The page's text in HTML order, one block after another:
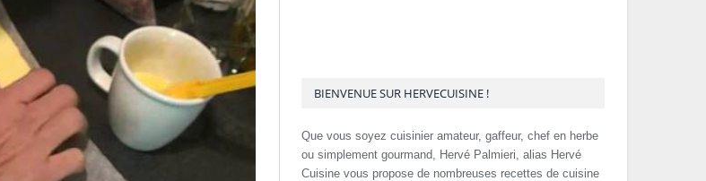
BIENVENUE SUR HERVECUISINE !
Que vous soyez cuisinier amateur, gaffeur, chef en herbe
ou simplement gourmand, Hervé Palmieri, alias Hervé
Cuisine vous propose de nombreuses recettes de cuisine